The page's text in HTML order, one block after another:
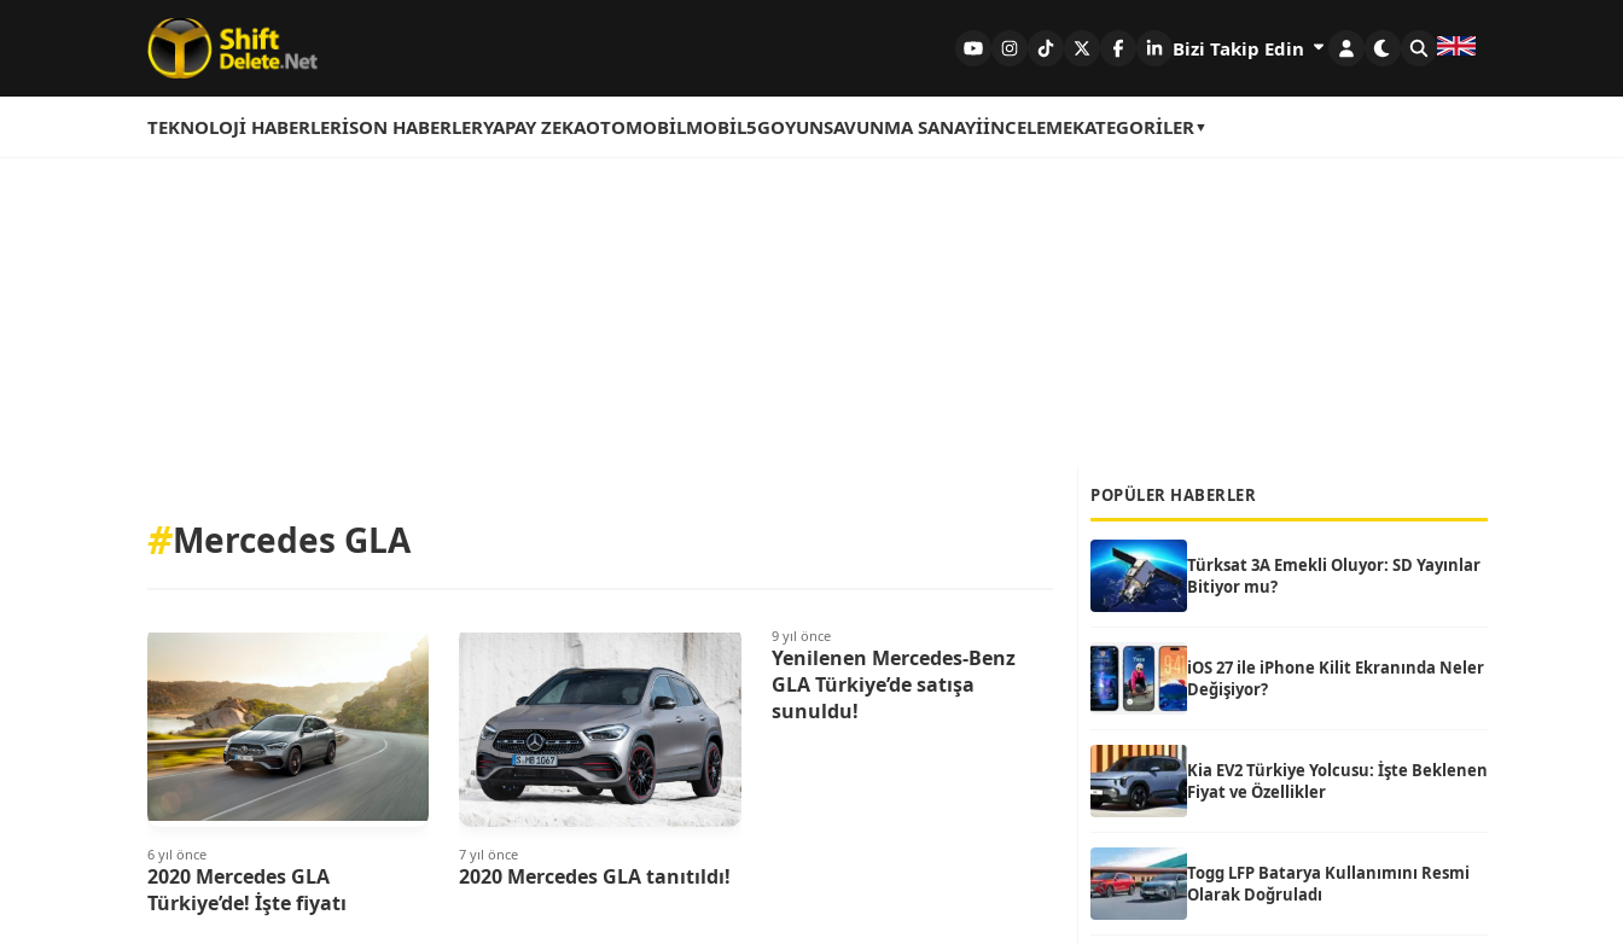
Bizi Takip Edin
TEKNOLOJI HABERLERISON HABERLERYAPAY ZEKAOTOMOBILMOBIL5GOYUNSAVUNMA SANAYIİNCELEMEKATEGORILER
#Mercedes GLA
6 yıl önce
2020 Mercedes GLA
Türkiye’de! İşte fiyatı
7 yıl önce
2020 Mercedes GLA tanıtıldı!
9 yıl önce
Yenilenen Mercedes-Benz
GLA Türkiye’de satışa
sunuldu!
POPÜLER HABERLER
Türksat 3A Emekli Oluyor: SD Yayınlar
Bitiyor mu?
iOS 27 ile iPhone Kilit Ekranında Neler
Değişiyor?
Kia EV2 Türkiye Yolcusu: İşte Beklenen
Fiyat ve Özellikler
Togg LFP Batarya Kullanımını Resmi
Olarak Doğruladı